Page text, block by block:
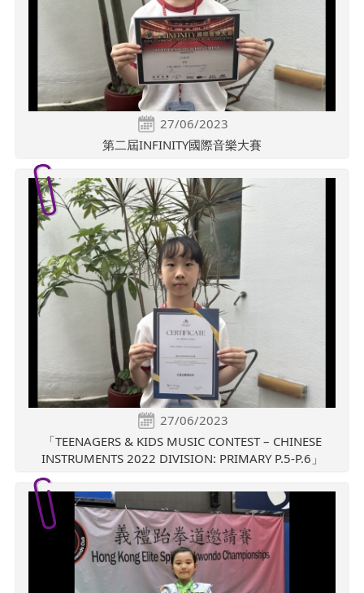
27/06/2023
第二屆INFINITY國際音樂大賽
27/06/2023
「TEENAGERS & KIDS MUSIC CONTEST – CHINESE
INSTRUMENTS 2022 DIVISION: PRIMARY P.5-P.6」